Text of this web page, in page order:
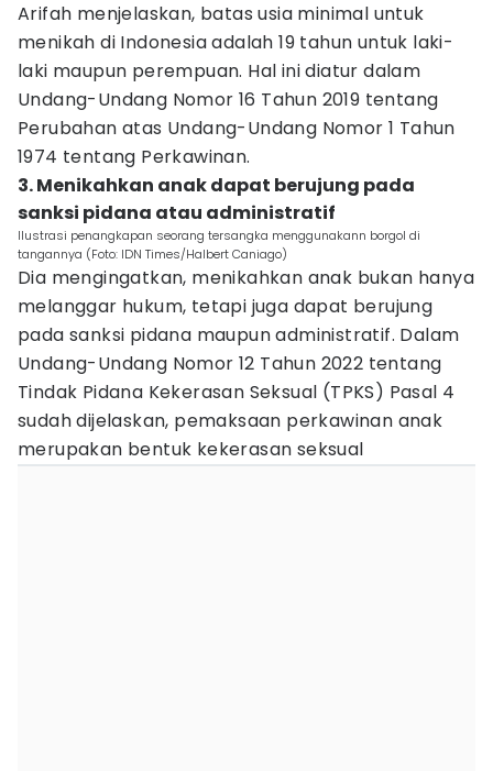
Arifah menjelaskan, batas usia minimal untuk
menikah di Indonesia adalah 19 tahun untuk laki-
laki maupun perempuan. Hal ini diatur dalam
Undang-Undang Nomor 16 Tahun 2019 tentang
Perubahan atas Undang-Undang Nomor 1 Tahun
1974 tentang Perkawinan.
3. Menikahkan anak dapat berujung pada
sanksi pidana atau administratif
Ilustrasi penangkapan seorang tersangka menggunakann borgol di
tangannya (Foto: IDN Times/Halbert Caniago)
Dia mengingatkan, menikahkan anak bukan hanya
melanggar hukum, tetapi juga dapat berujung
pada sanksi pidana maupun administratif. Dalam
Undang-Undang Nomor 12 Tahun 2022 tentang
Tindak Pidana Kekerasan Seksual (TPKS) Pasal 4
sudah dijelaskan, pemaksaan perkawinan anak
merupakan bentuk kekerasan seksual